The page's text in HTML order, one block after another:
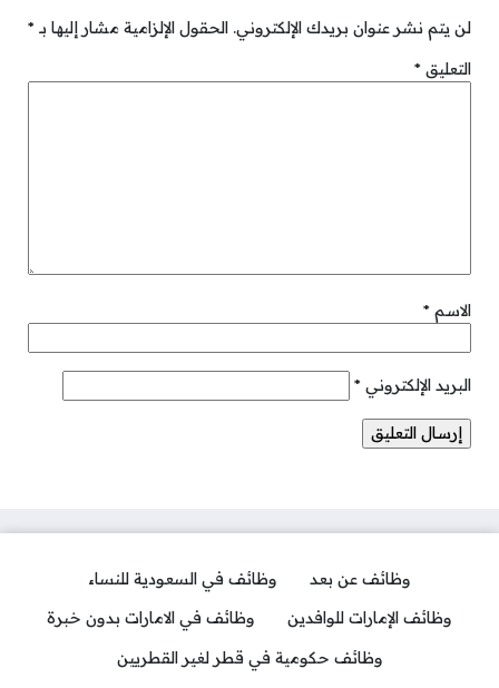
لن يتم نشر عنوان بريدك الإلكتروني. الحقول الإلزامية مشار إليها بـ *
التعليق *
الاسم *
البريد الإلكتروني *
وظائف عن بعد
وظائف في السعودية للنساء
وظائف الإمارات للوافدين
وظائف في الامارات بدون خبرة
وظائف حكومية في قطر لغير القطريين